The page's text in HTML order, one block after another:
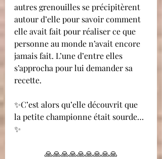
autres grenouilles se précipitèrent
autour d’elle pour savoir comment
elle avait fait pour réaliser ce que
personne au monde n’avait encore
jamais fait. L’une d’entre elles
s’approcha pour lui demander sa
recette.
✨C’est alors qu’elle découvrit que
la petite championne était sourde…
✨
🙏🙏🙏🙏🙏🙏🙏🙏🙏